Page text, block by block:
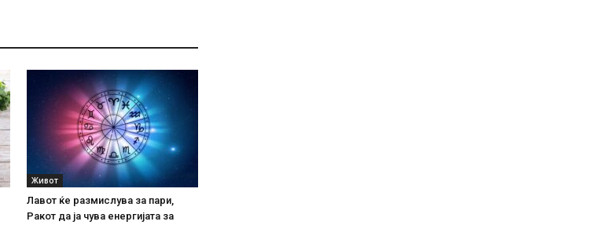
Живот
Лавот ќе размислува за пари,
Ракот да ја чува енергијата за